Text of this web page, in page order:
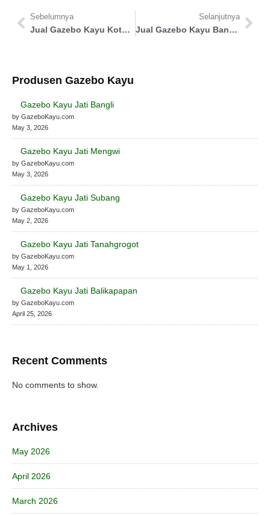
Sebelumnya
Jual Gazebo Kayu Kota Sungai Penuh
Selanjutnya
Jual Gazebo Kayu Bandung Barat
Produsen Gazebo Kayu
Gazebo Kayu Jati Bangli
by GazeboKayu.com
May 3, 2026
Gazebo Kayu Jati Mengwi
by GazeboKayu.com
May 3, 2026
Gazebo Kayu Jati Subang
by GazeboKayu.com
May 2, 2026
Gazebo Kayu Jati Tanahgrogot
by GazeboKayu.com
May 1, 2026
Gazebo Kayu Jati Balikapapan
by GazeboKayu.com
April 25, 2026
Recent Comments
No comments to show.
Archives
May 2026
April 2026
March 2026